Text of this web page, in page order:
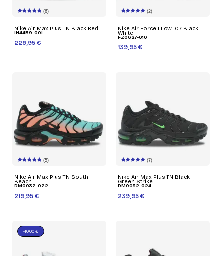
(6)
Nike Air Max Plus TN Black Red
IH4459-001
229,95 €
(2)
Nike Air Force 1 Low '07 Black
White
FZ0627-010
139,95 €
(5)
Nike Air Max Plus TN South
Beach
DM0032-022
219,95 €
(7)
Nike Air Max Plus TN Black
Green Strike
DM0032-024
239,95 €
-10,00 €